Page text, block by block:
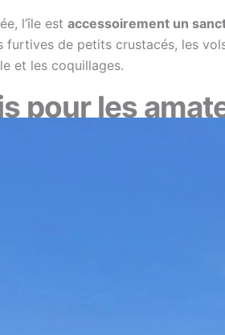
l’île est accessoirement un
furtives de petits crustacés, les
et les coquillages.
pour les